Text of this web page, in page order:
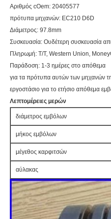
Αριθμός cOem: 20405577
πρότυπα μηχανών: EC210 D6D
Διάμετρος: 97.8mm
Συσκευασία: Ουδέτερη συσκευασία
Πληρωμή: T/T, Western Union,
Παράδοση: 1-3 ημέρες στο απόθεμα
για τα πρότυπα αυτών των μηχανών
εργοστάσιο για το ετήσιο απόθεμα
Λεπτομέρειες μερών
διάμετρος εμβόλων
μήκος εμβόλων
μέγεθος καρφιτσών
αύλακας